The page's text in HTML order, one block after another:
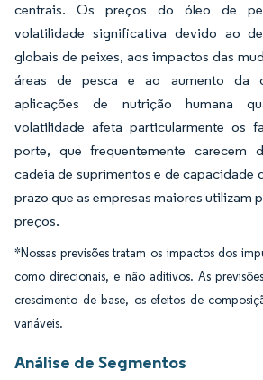
centrais. Os preços do óleo de
volatilidade significativa devido ao
globais de peixes, aos impactos das
áreas de pesca e ao aumento da
aplicações de nutrição humana
volatilidade afeta particularmente os
porte, que frequentemente carecem
cadeia de suprimentos e de capacidade
prazo que as empresas maiores utilizam
preços.
*Nossas previsões tratam os impactos dos
como direcionais, e não aditivos. As
crescimento de base, os efeitos de
variáveis.
Análise de Segmentos